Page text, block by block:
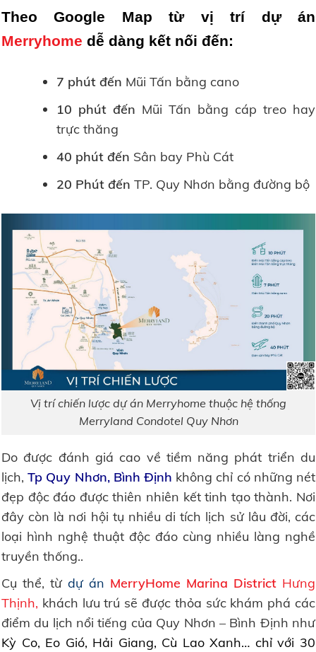
Theo Google Map từ vị trí dự án
Merryhome dễ dàng kết nối đến:
7 phút đến Mũi Tấn bằng cano
10 phút đến Mũi Tấn bằng cáp treo hay
trực thăng
40 phút đến Sân bay Phù Cát
20 Phút đến TP. Quy Nhơn bằng đường bộ
Vị trí chiến lược dự án Merryhome thuộc hệ thống
Merryland Condotel Quy Nhơn
Do được đánh giá cao về tiềm năng phát triển du
lịch,Tp Quy Nhơn, Bình Định không chỉ có những nét
đẹp độc đáo được thiên nhiên kết tinh tạo thành. Nơi
đây còn là nơi hội tụ nhiều di tích lịch sử lâu đời, các
loại hình nghệ thuật độc đáo cùng nhiều làng nghề
truyền thống..
Cụ thể, từ dự án MerryHome Marina District Hưng
Thịnh, khách lưu trú sẽ được thỏa sức khám phá các
điểm du lịch nổi tiếng của Quy Nhơn – Bình Định như
Kỳ Co, Eo Gió, Hải Giang, Cù Lao Xanh… chỉ với 30